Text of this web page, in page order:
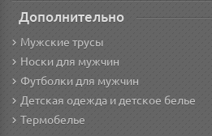
Дополнительно
Мужские трусы
Носки для мужчин
Футболки для мужчин
Детская одежда и детское белье
Термобелье